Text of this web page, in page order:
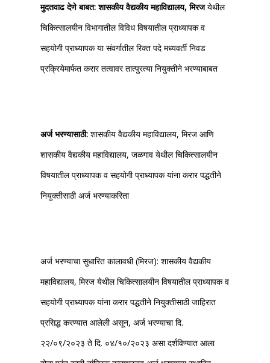
मुदतवाढ देणे बाबत: शासकीय वैद्यकीय महाविद्यालय, मिरजयेथील
चिकित्सालयीन विभागातील विविध विषयातील प्राध्यापक व
सहयोगी प्राध्यापक या संवर्गातील रिक्त पदे मध्यवर्ती निवड
प्रक्रियेमार्फत करार तत्वावर तात्पुरत्या नियुक्तीने भरण्याबाबत
अर्ज भरण्यासाठी: शासकीय वैद्यकीय महाविद्यालय, मिरज आणि
शासकीय वैद्यकीय महाविद्यालय, जळगाव येथील चिकित्सालयीन
विषयातील प्राध्यापक व सहयोगी प्राध्यापक यांना करार पद्धतीने
नियुक्तीसाठी अर्ज भरण्याकरिता
अर्ज भरण्याचा सुधारित कालावधी (मिरज): शासकीय वैद्यकीय
महाविद्यालय, मिरज येथील चिकित्सालयीन विषयातील प्राध्यापक व
सहयोगी प्राध्यापक यांना करार पद्धतीने नियुक्तीसाठी जाहिरात
प्रसिद्ध करण्यात आलेली असून, अर्ज भरण्याचा दि.
२२/०९/२०२३ ते दि. ०४/१०/२०२३ असा दर्शविण्यात आला